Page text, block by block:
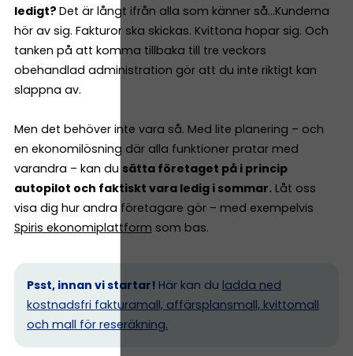
ledigt? Det är långt ifrån alla som känner så…Kunderna
hör av sig. Fakturor ska skickas. Kvittona hopar sig. Och
tanken på att komma tillbaka till tre veckors
obehandlad administration gör att du inte riktigt kan
slappna av.
Men det behöver inte vara så. Med lite planering – och
en ekonomilösning där alla funktioner pratar med
varandra – kan du sätta företaget på i princip
autopilot och faktiskt vara ledig i sommar. Låt oss
visa dig hur andra företagare gör – med exempelvis
Spiris ekonomiplattform som bas.
Psst, innan vi startar! Här kan du ladda ned
kostnadsfri fakturamall, affärsplansmall, kvittomall
och mall för reseräkning.